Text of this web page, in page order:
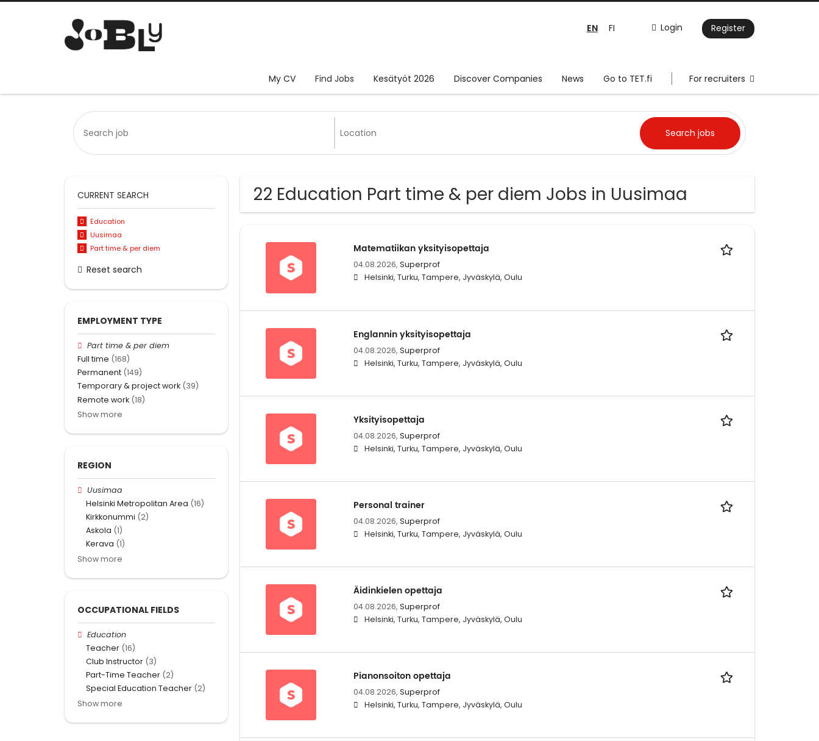
Login Register
EN FI
My CV Find Jobs Kesätyöt 2026 Discover Companies News Go to TET.fi For recruiters
22 Education Part time & per diem Jobs in Uusimaa
Matematiikan yksityisopettaja
04.08.2026, Superprof
Helsinki, Turku, Tampere, Jyväskylä, Oulu
Englannin yksityisopettaja
04.08.2026, Superprof
Helsinki, Turku, Tampere, Jyväskylä, Oulu
Yksityisopettaja
04.08.2026, Superprof
Helsinki, Turku, Tampere, Jyväskylä, Oulu
Personal trainer
04.08.2026, Superprof
Helsinki, Turku, Tampere, Jyväskylä, Oulu
Äidinkielen opettaja
04.08.2026, Superprof
Helsinki, Turku, Tampere, Jyväskylä, Oulu
Pianonsoiton opettaja
04.08.2026, Superprof
Helsinki, Turku, Tampere, Jyväskylä, Oulu
CURRENT SEARCH
Education
Uusimaa
Part time & per diem
Reset search
EMPLOYMENT TYPE
Part time & per diem
Full time (168)
Permanent (149)
Temporary & project work (39)
Remote work (18)
Show more
REGION
Uusimaa
Helsinki Metropolitan Area (16)
Kirkkonummi (2)
Askola (1)
Kerava (1)
Show more
OCCUPATIONAL FIELDS
Education
Teacher (16)
Club Instructor (3)
Part-Time Teacher (2)
Special Education Teacher (2)
Show more